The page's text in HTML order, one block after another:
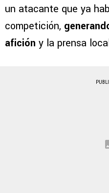
un atacante que ya
competición,
afición y la prensa